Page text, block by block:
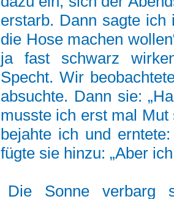
erstarb. Dann sagte ich
die Hose machen
ja fast schwarz
Specht. Wir
absuchte. Dann sie:
musste ich erst mal
bejahte ich und
fügte sie hinzu: „Aber
Die Sonne verbarg